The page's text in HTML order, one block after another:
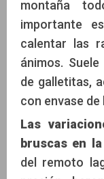
montaña
importante
calentar las
ánimos.
de galletitas,
con envase de
Las
bruscas en
del remoto